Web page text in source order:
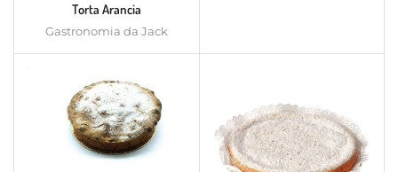
Torta Arancia
Gastronomia da Jack